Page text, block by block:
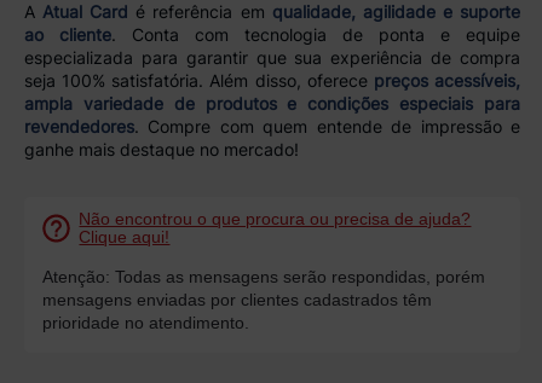
A Atual Card é referência em qualidade, agilidade e suporte
ao cliente. Conta com tecnologia de ponta e equipe
especializada para garantir que sua experiência de compra
seja 100% satisfatória. Além disso, oferece preços acessíveis,
ampla variedade de produtos e condições especiais para
revendedores. Compre com quem entende de impressão e
ganhe mais destaque no mercado!
Não encontrou o que procura ou precisa de ajuda?
Clique aqui!
Atenção: Todas as mensagens serão respondidas, porém
mensagens enviadas por clientes cadastrados têm
prioridade no atendimento.